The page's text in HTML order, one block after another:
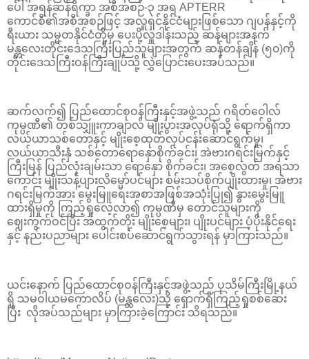
ပေါ် အရန်ဆန်ရိက္ခာ အစီအစဉ်-၃ အရ APTERR
ကောင်စီ၏အစီအစဉ်ဖြင့် အလှူရှင်နိုင်ငံများဖြစ်သော ဂျပန်နှင့်ကို
ရီးယား သမ္မတနိုင်ငံတို့မှ ပေးပို့လှူဒါန်းသည့် ဆန်များအနက်
မန္တလေးတိုင်းဒေသကြီးပြည်သူများအတွက် ဆန်တန်ချိန် (၅၀)ကို
တိုင်းဒေသကြီးဝန်ကြီးချုပ်သို့ လွှဲပြောင်းပေးအပ်သည်။
ဆက်လက်၍ ပြည်ထောင်စုဝန်ကြီးနှင့်အဖွဲ့သည် ဂရိတ်ဝေါလ်
ကုမ္ပဏီ၏ တစ်သျှူးကာချာလ် မျိုးပွားအလုပ်ရုံသို့ ရောက်ရှိကာ
လယ်ယာသစ်တောနှင့် မျိုးစေ့ထုတ်လုပ်ငန်းဆောင်ရွက်မှု၊
လယ်ယာသီးနှံ သစ်တောရောနှောစိုက်ခင်း၊ အဲဗားဂရင်းမြက်နှင့်
ကြီးမြန် ပြည်လုံးချမ်းသာ ရောနှော စိုက်ခင်း၊ အစေ့လွတ် အရသာ
ကောင်း မျိုးသန့်ပျားလိမ္မော်ပင်များ စမ်းသပ်စိုက်ပျိုးထားမှု၊ အဲဗား
ဂရင်းမြက်အား မွေးမြူရေးအစာအဖြစ်အသုံးပြု၍ နွားမွေးမြူ
ထားရှိမှုကို ကြည့်ရှုလေ့လာ၍ ကုမ္ပဏီမှ တောင်သူများကို
ဈေးကွက်ဝင်ပြီး အထွက်တိုး မျိုးစေ့များ၊ ပျိုးပင်များ ပံ့ပိုးနိုင်ရေး
နှင့် နည်းပညာများ ပေါင်းစပ်ဆောင်ရွက်သွားရန် မှာကြားသည်။
ယင်းနောက် ပြည်ထောင်စုဝန်ကြီးနှင့်အဖွဲ့သည် ပုသိမ်ကြီးမြို့နယ်
ရှိ သမဝါယမကောလိပ် (မန္တလေး)သို့ ရှောက်ရှိကြည့်ရှုစစ်ဆေး
ပြီး လိုအပ်သည်များ မှာကြားခဲ့ကြောင်း သိရသည်။